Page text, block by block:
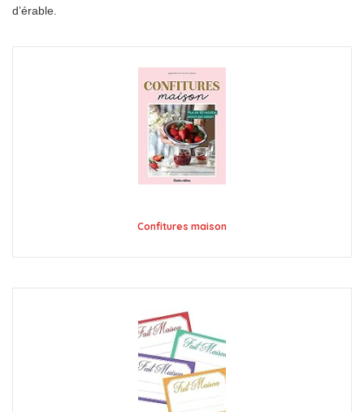
d’érable.
Confitures maison